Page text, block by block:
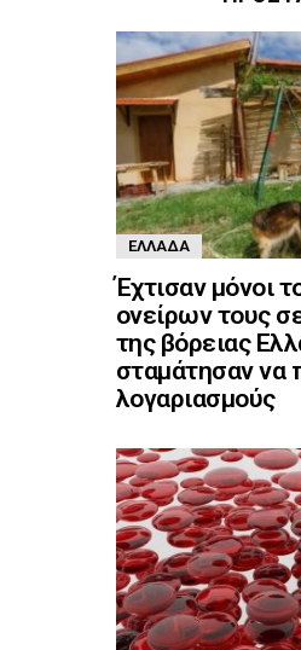
ΕΛΛΆΔΑ
Έχτισαν μόνοι
ονείρων τους
της βόρειας
σταμάτησαν να
λογαριασμούς